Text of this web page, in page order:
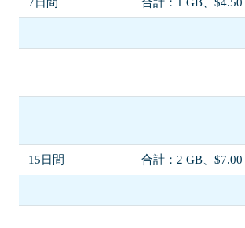
15日間 合計：2 GB、$7.00